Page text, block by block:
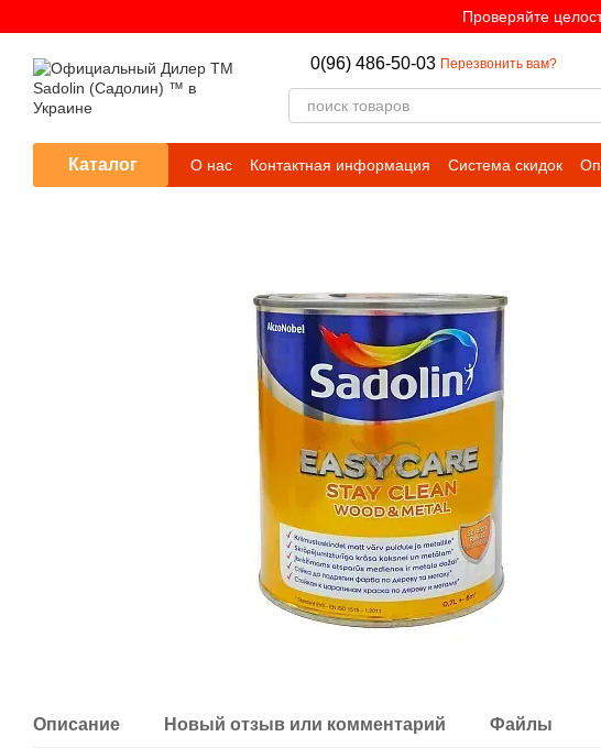
Проверяйте
0(96) 486-50-03 Перезвонить вам?
Каталог О нас Контактная информация Система скидок
Каталог цветов
Оферта
Описание Новый отзыв или комментарий Файлы